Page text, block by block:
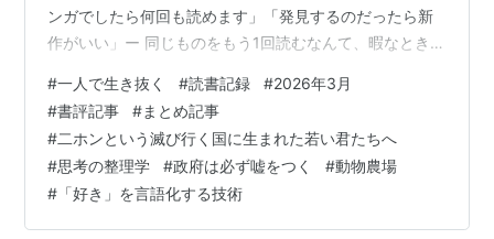
ンガでしたら何回も読めます」「発見するのだったら新
作がいい」ー 同じものをもう1回読むなんて、暇なときと
のをもう1回読むのはもったいない。 しかし、本当にそう
なんでしょうか。 同じものをもう1回読むのはもったいな
いわけではありません。 知らないかもしれませんが、新
たな発見があることを知っていますか。 実はある程度、
時間を経って読んでいけば、見方がちがってきます。 し
かも、今年（202…
#一人で生き抜く #読書記録 #2026年3月
#書評記事 #まとめ記事
#二ホンという滅び行く国に生まれた若い君たちへ
#思考の整理学 #政府は必ず嘘をつく #動物農場
# 「好き」を言語化する技術